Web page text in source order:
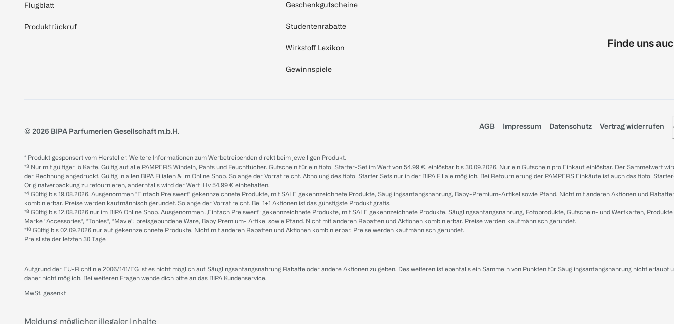
Flugblatt
Produktrückruf
Geschenkgutscheine
Studentenrabatte
Wirkstoff Lexikon
Gewinnspiele
Finde uns
© 2026 BIPA Parfumerien Gesellschaft m.b.H.
AGB Impressum Datenschutz Vertrag widerrufen
* Produkt gesponsert vom Hersteller. Weitere Informationen zum Werbetreibenden direkt beim jeweiligen Produkt.
*³ Nur mit gültiger jö Karte. Gültig auf alle PAMPERS Windeln, Pants und Feuchttücher. Gutschein für ein tiptoi Starter-Set im Wert von 54.99 €, einlösbar bis 30.09.2026. Nur ein Gutschein pro Einkauf einlösbar. Der Sammelwert
der Rechnung angedruckt. Gültig in allen BIPA Filialen & im Online Shop. Solange der Vorrat reicht. Abholung des tiptoi Starter Sets nur in der BIPA Filiale möglich. Bei Retournierung der PAMPERS Einkäufe ist auch das tiptoi
Originalverpackung zu retournieren, andernfalls wird der Wert iHv 54.99 € einbehalten.
*⁴ Gültig bis 19.08.2026. Ausgenommen "Einfach Preiswert" gekennzeichnete Produkte, mit SALE gekennzeichnete Produkte, Säuglingsanfangsnahrung, Baby-Premium-Artikel sowie Pfand. Nicht mit anderen Aktionen und
kombinierbar. Preise werden kaufmännisch gerundet. Solange der Vorrat reicht. Bei 1+1 Aktionen ist das günstigste Produkt gratis.
*⁸ Gültig bis 12.08.2026 nur im BIPA Online Shop. Ausgenommen „Einfach Preiswert“ gekennzeichnete Produkte, mit SALE gekennzeichnete Produkte, Säuglingsanfangsnahrung, Fotoprodukte, Gutschein- und Wertkarten,
Marke “Accessories“, “Tonies“, “Mavie“, preisgebundene Ware, Baby Premium- Artikel sowie Pfand. Nicht mit anderen Rabatten und Aktionen kombinierbar. Preise werden kaufmännisch gerundet.
*¹⁰ Gültig bis 02.09.2026 nur auf gekennzeichnete Produkte. Nicht mit anderen Rabatten und Aktionen kombinierbar. Preise werden kaufmännisch gerundet.
Preisliste der letzten 30 Tage
Aufgrund der EU-Richtlinie 2006/141/EG ist es nicht möglich auf Säuglingsanfangsnahrung Rabatte oder andere Aktionen zu geben. Des weiteren ist ebenfalls ein Sammeln von Punkten für Säuglingsanfangsnahrung nicht erlaubt
daher nicht möglich. Bei weiteren Fragen wende dich bitte an das BIPA Kundenservice.
MwSt. gesenkt
Meldung möglicher illegaler Inhalte